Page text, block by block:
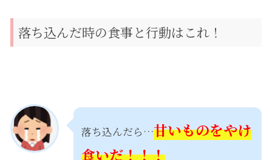
落ち込んだ時の食事と行動はこれ！
落ち込んだら…甘いものをやけ
食いだ！！！